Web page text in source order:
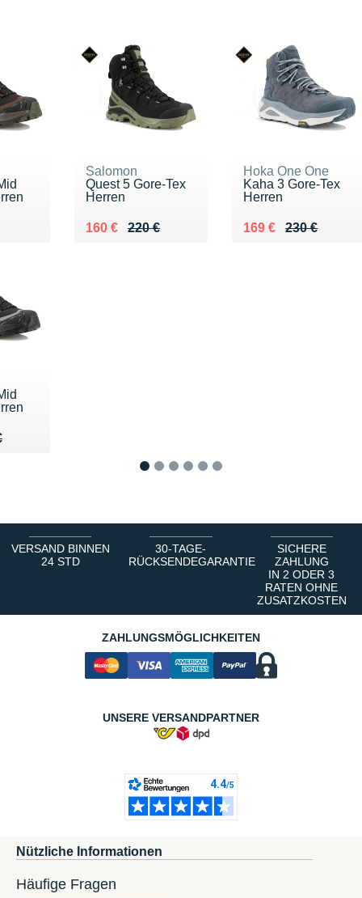
Salomon
Quest 5 Gore-Tex
Herren
220 €
Au lieu de 220 €
160 €
Vendu 160 €
Hoka One One
Kaha 3 Gore-Tex
Herren
230 €
Au lieu de 230 €
169 €
Vendu 169 €
€
VERSAND BINNEN
24 STD
30-TAGE-
RÜCKSENDEGARANTIE
SICHERE
ZAHLUNG
IN 2 ODER 3
RATEN OHNE
ZUSATZKOSTEN
ZAHLUNGSMÖGLICHKEITEN
UNSERE VERSANDPARTNER
Nützliche Informationen
Häufige Fragen